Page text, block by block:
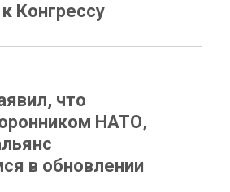
Конгрессу
что
НАТО,
в обновлении